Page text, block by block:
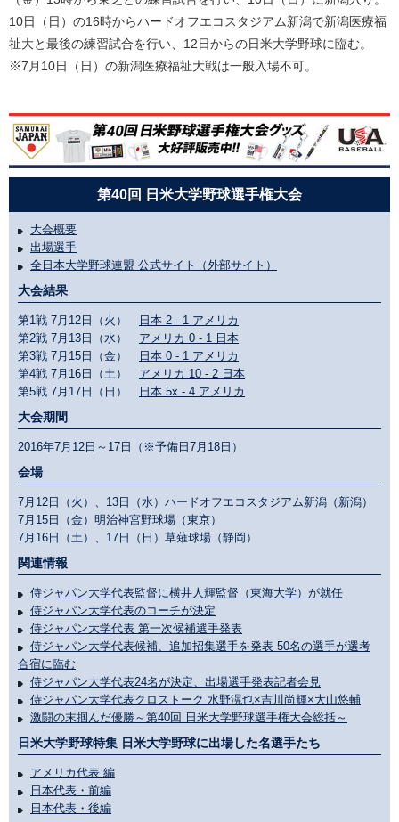
10日（日）の16時からハードオフエコスタジアム新潟で新潟医療福
祉大と最後の練習試合を行い、12日からの日米大学野球に臨む。
※7月10日（日）の新潟医療福祉大戦は一般入場不可。
第40回 日米大学野球選手権大会
大会概要
出場選手
全日本大学野球連盟 公式サイト（外部サイト）
大会結果
第1戦 7月12日（火）
日本 2 - 1 アメリカ
第2戦 7月13日（水） アメリカ 0 - 1 日本
第3戦 7月15日（金）
日本 0 - 1 アメリカ
第4戦 7月16日（土） アメリカ 10 - 2 日本
第5戦 7月17日（日）
日本 5x - 4 アメリカ
大会期間
2016年7月12日～17日（※予備日7月18日）
会場
7月12日（火）、13日（水）ハードオフエコスタジアム新潟（新潟）
7月15日（金）明治神宮野球場（東京）
7月16日（土）、17日（日）草薙球場（静岡）
関連情報
侍ジャパン大学代表監督に横井人輝監督（東海大学）が就任
侍ジャパン大学代表のコーチが決定
侍ジャパン大学代表 第一次候補選手発表
侍ジャパン大学代表候補、追加招集選手を発表 50名の選手が選考
合宿に臨む
侍ジャパン大学代表24名が決定、出場選手発表記者会見
侍ジャパン大学代表クロストーク 水野滉也×吉川尚輝×大山悠輔
激闘の末掴んだ優勝～第40回 日米大学野球選手権大会総括～
日米大学野球特集 日米大学野球に出場した名選手たち
アメリカ代表 編
日本代表・前編
日本代表・後編